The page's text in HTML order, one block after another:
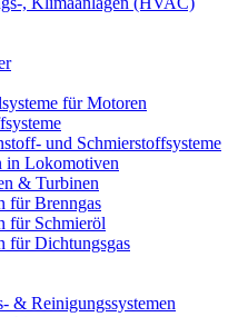
für Motoren
und Schmierstoffsysteme
in Lokomotiven
& Turbinen
für Brenngas
für Schmieröl
für Dichtungsgas
& Reinigungssystemen